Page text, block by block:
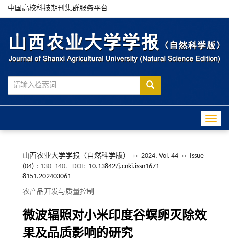
中国高校科技期刊集群服务平台
山西农业大学学报（自然科学版） ›› 2024, Vol. 44 ›› Issue
(04) : 130 -140. DOI: 10.13842/j.cnki.issn1671-
8151.202403061
农产品开发与质量控制
微波辐照对小米印度谷螟卵灭除效
果及品质影响的研究